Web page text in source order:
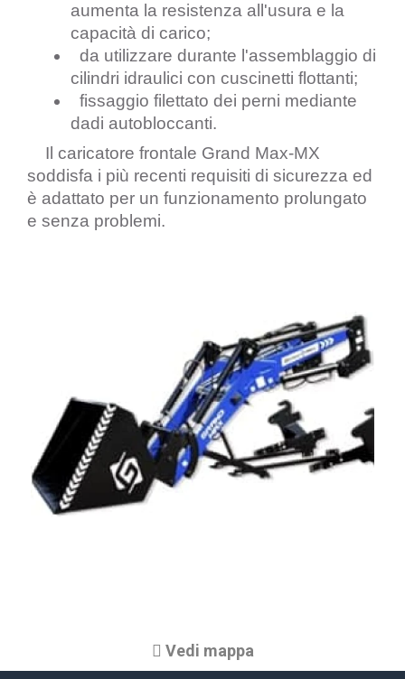
aumenta la resistenza all'usura e la
capacità di carico;
da utilizzare durante l'assemblaggio di
cilindri idraulici con cuscinetti flottanti;
fissaggio filettato dei perni mediante
dadi autobloccanti.
Il caricatore frontale Grand Max-MX
soddisfa i più recenti requisiti di sicurezza ed
è adattato per un funzionamento prolungato
e senza problemi.
Vedi mappa